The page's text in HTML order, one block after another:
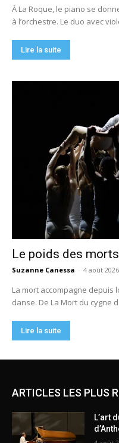
ARTICLES LES PLUS
L’art